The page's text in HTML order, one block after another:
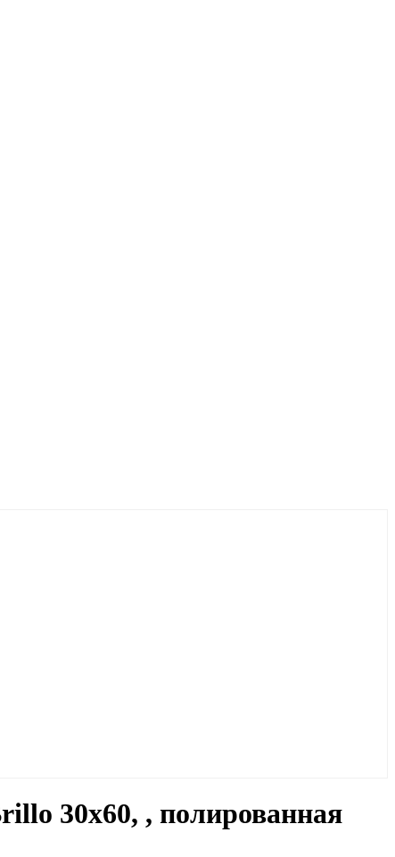
30x60, , полированная